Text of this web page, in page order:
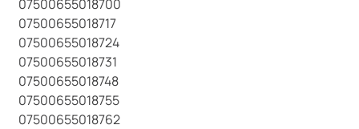
07500655018700
07500655018717
07500655018724
07500655018731
07500655018748
07500655018755
07500655018762